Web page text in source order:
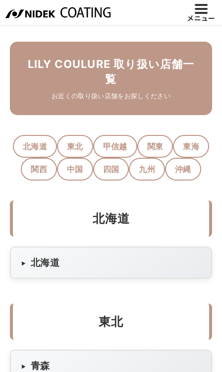
メニュー
LILY COULURE 取り扱い店舗一覧
LILY COULURE 取り扱い店舗一
覧
お近くの取り扱い店舗をお探しください
北海道 東北 甲信越 関東 東海
関西 中国 四国 九州 沖縄
北海道
北海道
東北
青森